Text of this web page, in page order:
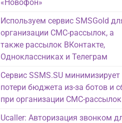
«Новофон»
Используем сервис SMSGold
организации СМС-рассылок, а
также рассылок ВКонтакте,
Одноклассниках и Телеграм
Сервис SSMS.SU минимизирует
потери бюджета из-за ботов и
при организации СМС-рассылок
Ucaller: Авторизация звонком